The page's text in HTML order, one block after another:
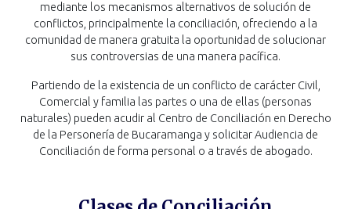
mediante los mecanismos alternativos de solución de
conflictos, principalmente la conciliación, ofreciendo a la
comunidad de manera gratuita la oportunidad de solucionar
sus controversias de una manera pacífica.
Partiendo de la existencia de un conflicto de carácter Civil,
Comercial y familia las partes o una de ellas (personas
naturales) pueden acudir al Centro de Conciliación en Derecho
de la Personería de Bucaramanga y solicitar Audiencia de
Conciliación de forma personal o a través de abogado.